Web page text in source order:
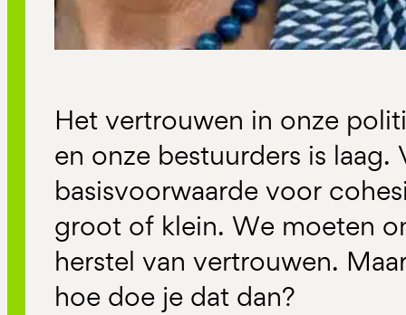
Het vertrouwen in onze
en onze bestuurders is laag.
basisvoorwaarde voor
groot of klein. We moeten
herstel van vertrouwen.
hoe doe je dat dan?